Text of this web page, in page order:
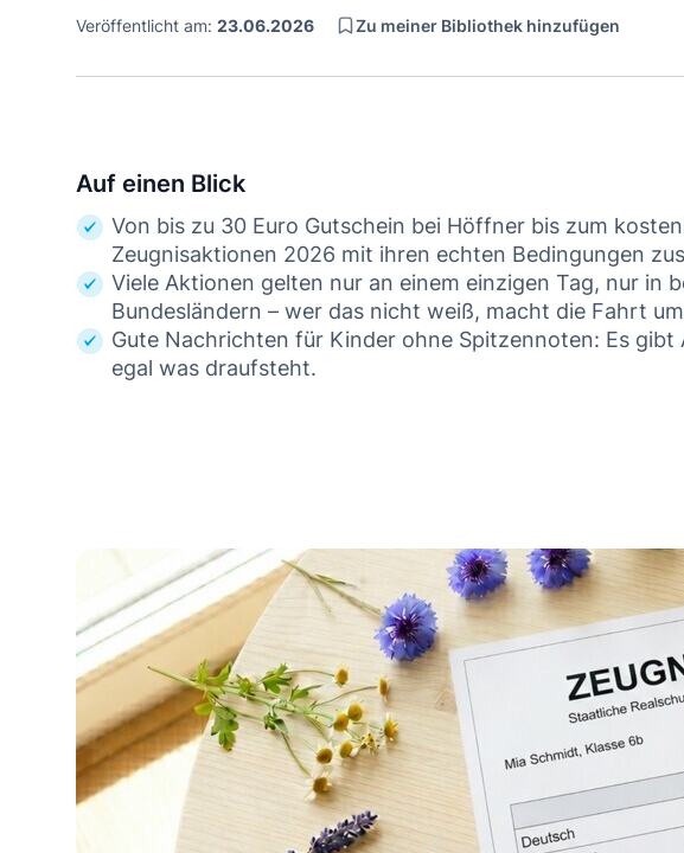
Veröffentlicht am: 23.06.2026 Zu meiner Bibliothek hinzufügen
Auf einen Blick
Von bis zu 30 Euro Gutschein bei Höffner bis zum
Zeugnisaktionen 2026 mit ihren echten Bedingungen
Viele Aktionen gelten nur an einem einzigen Tag, nur in
Bundesländern – wer das nicht weiß, macht die Fahrt
Gute Nachrichten für Kinder ohne Spitzennoten: Es gibt
egal was draufsteht.